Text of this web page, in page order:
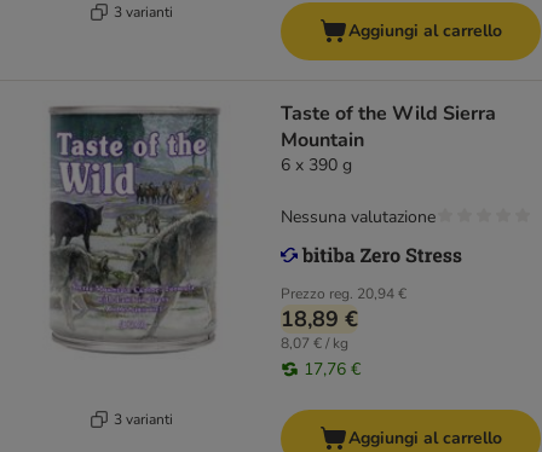
3 varianti
Aggiungi al carrello
3 varianti
Taste of the Wild Sierra
Mountain
6 x 390 g
Prezzo reg. 20,94 €
18,89 €
8,07 € / kg
17,76 €
Nessuna valutazione
Aggiungi al carrello